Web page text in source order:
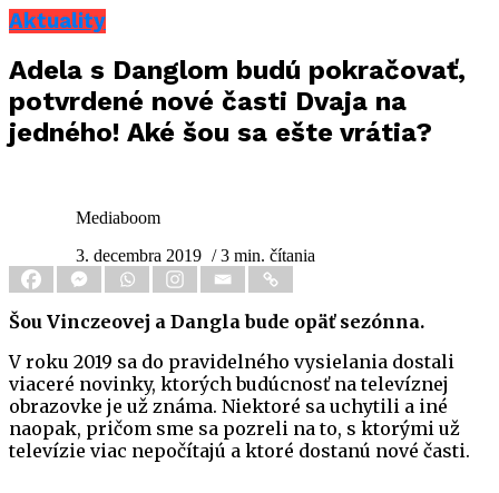
Aktuality
Adela s Danglom budú pokračovať,
potvrdené nové časti Dvaja na
jedného! Aké šou sa ešte vrátia?
Mediaboom
3. decembra 2019 / 3 min. čítania
Šou Vinczeovej a Dangla bude opäť sezónna.
V roku 2019 sa do pravidelného vysielania dostali
viaceré novinky, ktorých budúcnosť na televíznej
obrazovke je už známa. Niektoré sa uchytili a iné
naopak, pričom sme sa pozreli na to, s ktorými už
televízie viac nepočítajú a ktoré dostanú nové časti.